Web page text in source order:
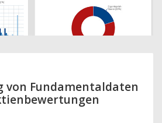
von Fundamentaldaten